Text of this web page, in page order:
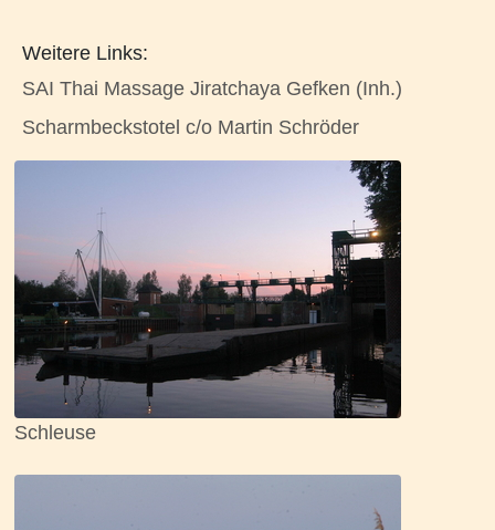
Weitere Links:
SAI Thai Massage Jiratchaya Gefken (Inh.)
Scharmbeckstotel c/o Martin Schröder
Schleuse